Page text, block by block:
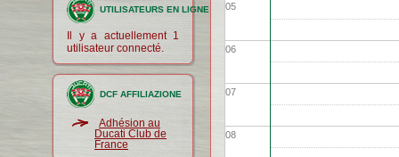
UTILISATEURS EN LIGNE
Il y a actuellement 1
utilisateur connecté.
DCF AFFILIAZIONE
Adhésion au
Ducati Club de
France
05
06
07
08